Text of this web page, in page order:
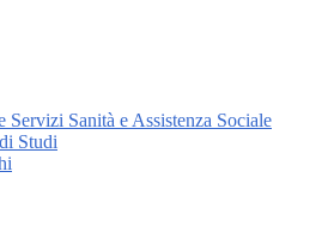
Servizi Sanità e Assistenza Sociale
Studi